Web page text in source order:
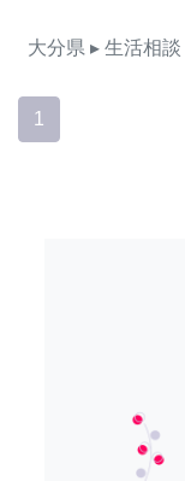
大分県 ▸ 生活相談
1